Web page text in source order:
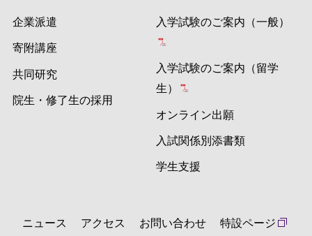
企業派遣
寄附講座
共同研究
院生・修了生の採用
入学試験のご案内（一般）
入学試験のご案内（留学
生）
オンライン出願
入試関係別添書類
学生支援
ニュース アクセス お問い合わせ
特設ページ